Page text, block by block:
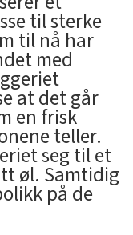
til sterke
til nå har
med
at det går
en frisk
teller.
seg til et
øl. Samtidig
på de